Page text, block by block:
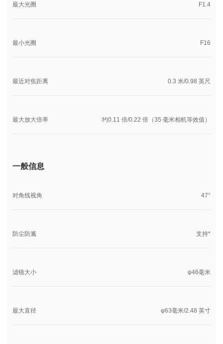
最大光圈 F1.4
最小光圈 F16
最近对焦距离 0.3 米/0.98 英尺
最大放大倍率 约0.11 倍/0.22 倍（35 毫米相机等效值）
一般信息
对角线视角 47°
防尘防溅 支持*
滤镜大小 φ46毫米
最大直径 φ63毫米/2.48 英寸